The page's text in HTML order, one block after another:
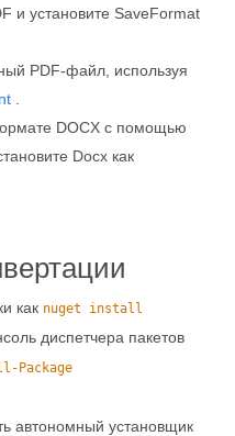
и установите SaveFormat
PDF-файл, используя
DOCX с помощью
Docx как
как nuget install
диспетчера пакетов
Package
автономный установщик